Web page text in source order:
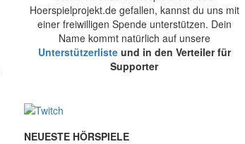
Hoerspielprojekt.de gefallen, kannst du uns mit
einer freiwilligen Spende unterstützen. Dein
Name kommt natürlich auf unsere
Unterstützerlisteund in den Verteiler für
Supporter
NEUESTE HÖRSPIELE